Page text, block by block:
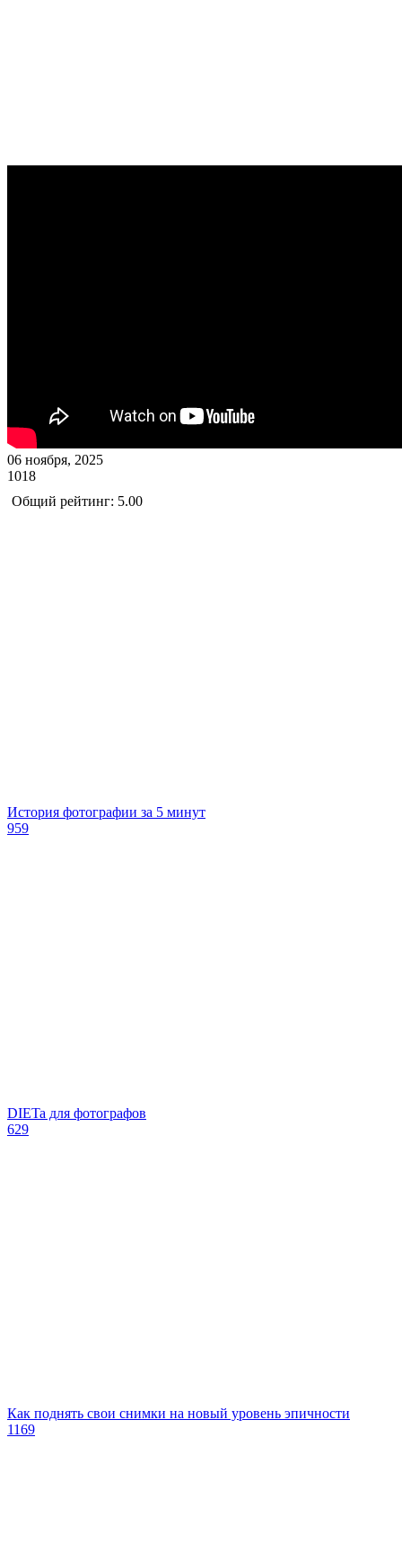
06 ноября, 2025
1018
Общий рейтинг: 5.00
История фотографии за 5 минут
959
DIETa для фотографов
629
Как поднять свои снимки на новый уровень эпичности
1169